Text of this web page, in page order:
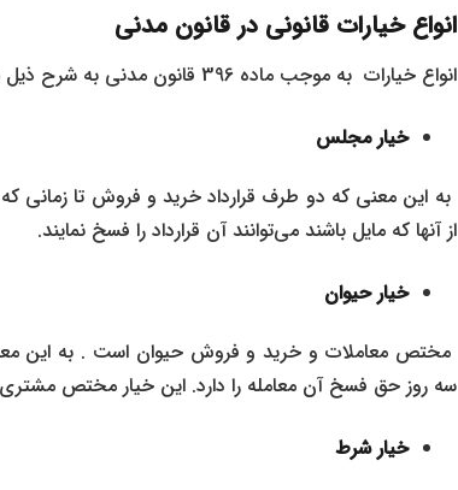
انواع خیارات قانونی در قانون مدنی
انواع خیارات به موجب ماده 396 قانون مدنی به شرح ذیل می باشد:
خیار مجلس
به این معنی که دو طرف قرارداد خرید و فروش تا زمانی
از آنها که مایل باشند می‌توانند آن قرارداد را فسخ نمایند.
خیار حیوان
مختص معاملات و خرید و فروش حیوان است . به این
سه روز حق فسخ آن معامله را دارد. این خیار مختص
خیار شرط